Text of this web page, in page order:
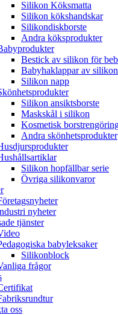
Silikon Köksmatta
Silikon kökshandskar
Silikondiskborste
Andra köksprodukter
Bestick av silikon för
Babyhaklappar av silikon
Silikon napp
Silikon ansiktsborste
Maskskål i silikon
Kosmetisk
Andra skönhetsprodukter
Silikon hopfällbar serie
Övriga silikonvaror
nyheter
tjänster
babyleksaker
Silikonblock
frågor
oss